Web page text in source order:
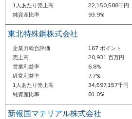
1人あたり売上高
22,150,588千円
純資産比率
93.9%
東北特殊鋼株式会社
企業力総合評価
167 ポイント
売上高
20,931 百万円
営業利益率
6.8%
経常利益率
7.7%
1人あたり売上高
34,597,157千円
純資産比率
81.0%
新報国マテリアル株式会社